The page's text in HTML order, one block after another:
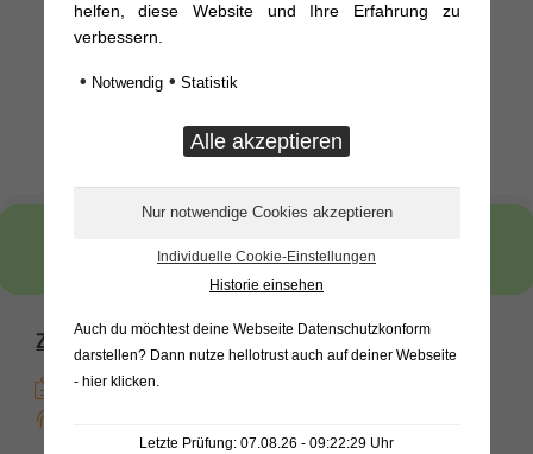
Inkl. Gasdruckdämpfer
12 Wochen Rückgaberecht
Zahlungsoptionen
Kauf auf Rechnung
helfen, diese Website und Ihre Erfahrung zu
verbessern.
• Notwendig • Statistik
Individuelle Cookie-Einstellungen
Historie einsehen
Auch du möchtest deine Webseite Datenschutzkonform
darstellen? Dann nutze hellotrust auch auf deiner Webseite
- hier klicken.
Letzte Prüfung: 07.08.26 - 09:22:29 Uhr